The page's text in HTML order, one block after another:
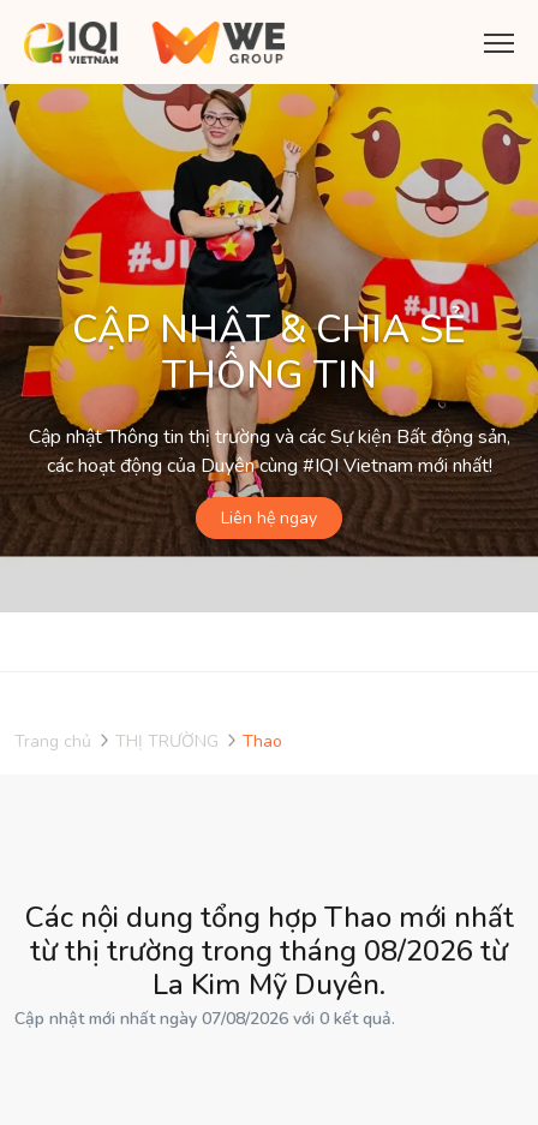
CẬP NHẬT & CHIA SẺ
THÔNG TIN
Cập nhật Thông tin thị trường và các Sự kiện Bất động sản,
các hoạt động của Duyên cùng #IQI Vietnam mới nhất!
Liên hệ ngay
Trang chủ THỊ TRƯỜNG Thao
Các nội dung tổng hợp Thao mới nhất
từ thị trường trong tháng 08/2026 từ
La Kim Mỹ Duyên.
Cập nhật mới nhất ngày 07/08/2026 với 0 kết quả.